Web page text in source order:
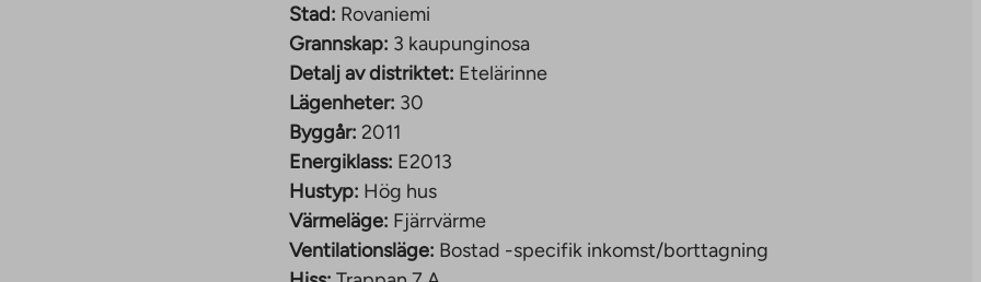
Stad: Rovaniemi
Grannskap: 3 kaupunginosa
Detalj av distriktet: Etelärinne
Lägenheter: 30
Byggår: 2011
Energiklass: E2013
Hustyp: Hög hus
Värmeläge: Fjärrvärme
Ventilationsläge: Bostad -specifik inkomst/borttagning